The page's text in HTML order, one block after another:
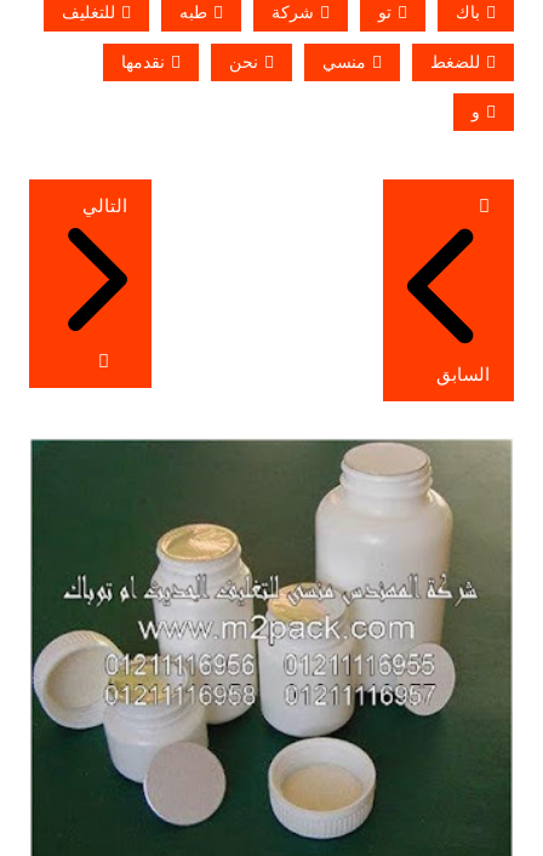
باك تو شركة طبه للتغليف
للضغط منسي نحن نقدمها
و
تصفّح
المقالات
السابق
التالي